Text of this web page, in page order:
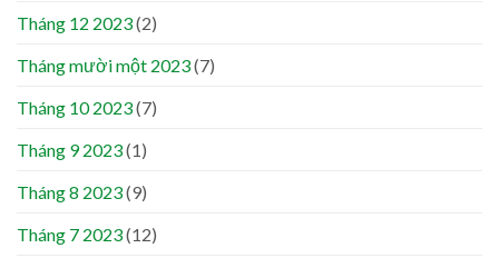
Tháng 12 2023(2)
Tháng mười một 2023(7)
Tháng 10 2023(7)
Tháng 9 2023(1)
Tháng 8 2023(9)
Tháng 7 2023(12)